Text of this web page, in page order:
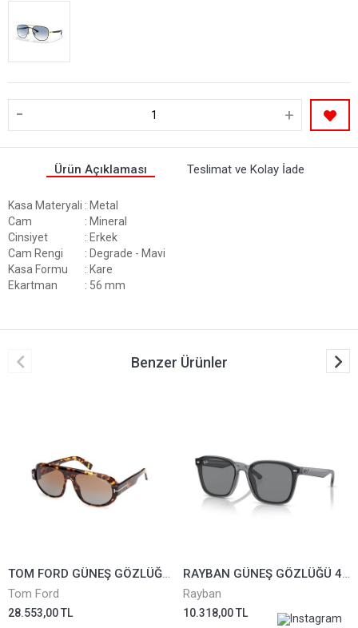
- +
Ürün Açıklaması Teslimat ve Kolay İade
Kasa Materyali : Metal
Cam
: Mineral
Cinsiyet
: Erkek
Cam Rengi
: Degrade - Mavi
Kasa Formu
: Kare
Ekartman
: 56 mm
Benzer Ürünler
TOM FORD GÜNEŞ GÖZLÜĞÜ TF1102-52F
Tom Ford
28.553,00 TL
RAYBAN GÜNEŞ GÖZLÜĞÜ 4392D-6450/87*66
Rayban
10.318,00 TL